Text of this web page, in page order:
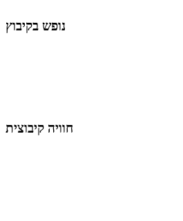
נופש בקיבוץ
חוויה קיבוצית